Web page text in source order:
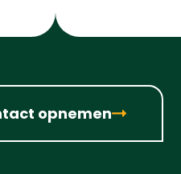
opnemen